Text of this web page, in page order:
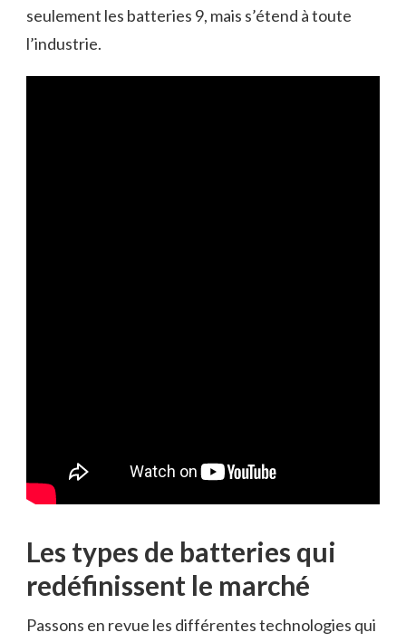
seulement les batteries 9, mais s’étend à toute
l’industrie.
Les types de batteries qui
redéfinissent le marché
Passons en revue les différentes technologies qui